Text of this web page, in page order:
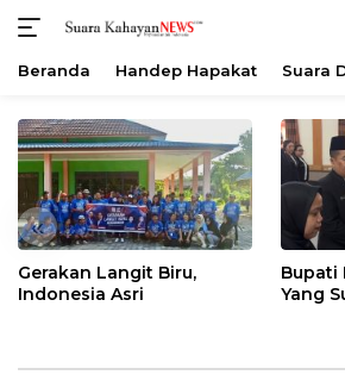
konten
Beranda Handep Hapakat Suara
«
Gerakan Langit Biru,
Indonesia Asri
Bupati
Yang